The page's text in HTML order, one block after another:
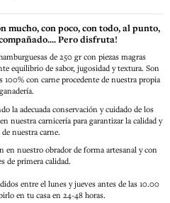
mucho, con poco, con todo, al punto,
Pero disfruta!
de 250 gr con piezas magras
equilibrio de sabor, jugosidad y textura. Son
100% con carne procedente de nuestra propia
ganadería.
la adecuada conservación y cuidado de los
nuestra carnicería para garantizar la calidad y
nuestra carne.
en nuestro obrador de forma artesanal y con
de primera calidad.
entre el lunes y jueves antes de las 10.00
en tu casa en 24-48 horas.